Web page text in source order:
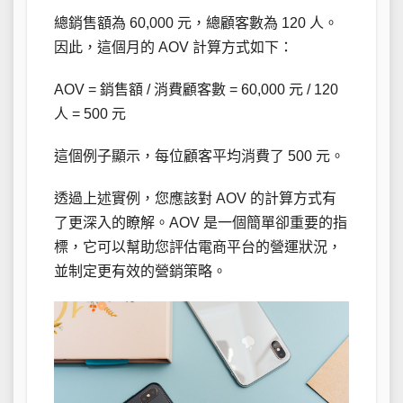
總銷售額為 60,000 元，總顧客數為 120 人。
因此，這個月的 AOV 計算方式如下：
AOV = 銷售額 / 消費顧客數 = 60,000 元 / 120
人 = 500 元
這個例子顯示，每位顧客平均消費了 500 元。
透過上述實例，您應該對 AOV 的計算方式有
了更深入的瞭解。AOV 是一個簡單卻重要的指
標，它可以幫助您評估電商平台的營運狀況，
並制定更有效的營銷策略。